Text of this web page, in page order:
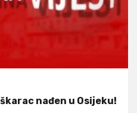
nađen u Osijeku!